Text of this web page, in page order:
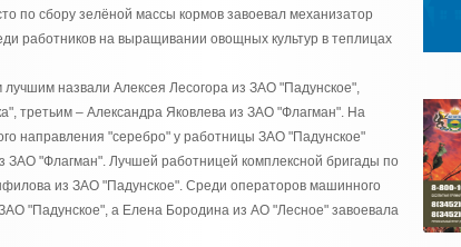
по сбору зелёной массы кормов завоевал механизатор
работников на выращивании овощных культур в теплицах
назвали Алексея Лесогора из ЗАО "Падунское",
третьим – Александра Яковлева из ЗАО "Флагман". На
направления "серебро" у работницы ЗАО "Падунское"
ЗАО "Флагман". Лучшей работницей комплексной бригады по
из ЗАО "Падунское". Среди операторов машинного
"Падунское", а Елена Бородина из АО "Лесное" завоевала